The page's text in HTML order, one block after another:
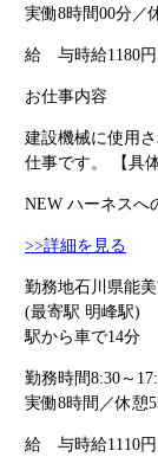
実働8時間00分／
給 与時給1180円
お仕事内容
建設機械に使用
仕事です。 【具
NEWハーネスへ
>>詳細を見る
勤務地石川県能美
(最寄駅 明峰駅)
駅から車で14分
勤務時間8:30～
実働8時間／休憩
給 与時給1110円